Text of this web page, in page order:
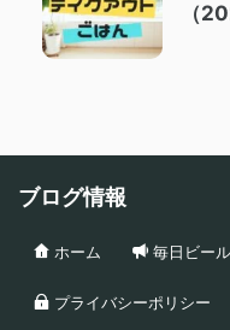
（
ブログ情報
ホーム 毎日ビー
プライバシーポリシー